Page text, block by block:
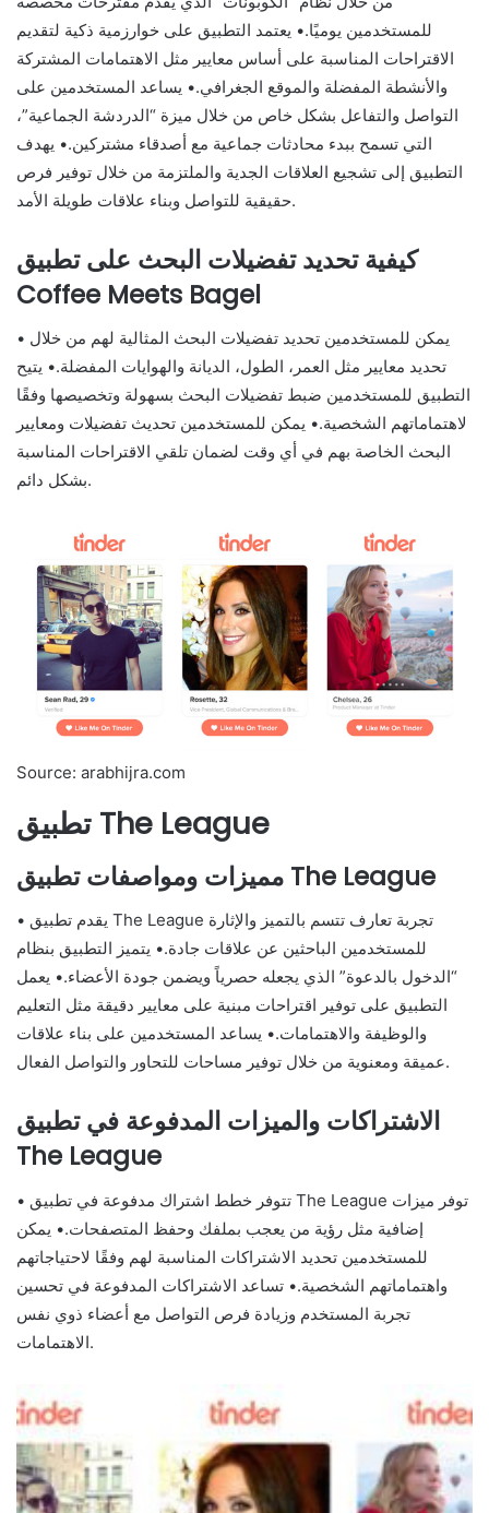
للمستخدمين يوميًا.• يعتمد التطبيق على خوارزمية ذكية لتقديم
الاقتراحات المناسبة على أساس معايير مثل الاهتمامات المشتركة
والأنشطة المفضلة والموقع الجغرافي.• يساعد المستخدمين على
التواصل والتفاعل بشكل خاص من خلال ميزة “الدردشة الجماعية”،
التي تسمح ببدء محادثات جماعية مع أصدقاء مشتركين.• يهدف
التطبيق إلى تشجيع العلاقات الجدية والملتزمة من خلال توفير فرص
حقيقية للتواصل وبناء علاقات طويلة الأمد.
كيفية تحديد تفضيلات البحث على تطبيق
Coffee Meets Bagel
• يمكن للمستخدمين تحديد تفضيلات البحث المثالية لهم من خلال
تحديد معايير مثل العمر، الطول، الديانة والهوايات المفضلة.• يتيح
التطبيق للمستخدمين ضبط تفضيلات البحث بسهولة وتخصيصها وفقًا
لاهتماماتهم الشخصية.• يمكن للمستخدمين تحديث تفضيلات ومعايير
البحث الخاصة بهم في أي وقت لضمان تلقي الاقتراحات المناسبة
بشكل دائم.
Source: arabhijra.com
تطبيق The League
مميزات ومواصفات تطبيق The League
• يقدم تطبيق The League تجربة تعارف تتسم بالتميز والإثارة
للمستخدمين الباحثين عن علاقات جادة.• يتميز التطبيق بنظام
“الدخول بالدعوة” الذي يجعله حصرياً ويضمن جودة الأعضاء.• يعمل
التطبيق على توفير اقتراحات مبنية على معايير دقيقة مثل التعليم
والوظيفة والاهتمامات.• يساعد المستخدمين على بناء علاقات
عميقة ومعنوية من خلال توفير مساحات للتحاور والتواصل الفعال.
الاشتراكات والميزات المدفوعة في تطبيق
The League
• تتوفر خطط اشتراك مدفوعة في تطبيق The League توفر ميزات
إضافية مثل رؤية من يعجب بملفك وحفظ المتصفحات.• يمكن
للمستخدمين تحديد الاشتراكات المناسبة لهم وفقًا لاحتياجاتهم
واهتماماتهم الشخصية.• تساعد الاشتراكات المدفوعة في تحسين
تجربة المستخدم وزيادة فرص التواصل مع أعضاء ذوي نفس
الاهتمامات.